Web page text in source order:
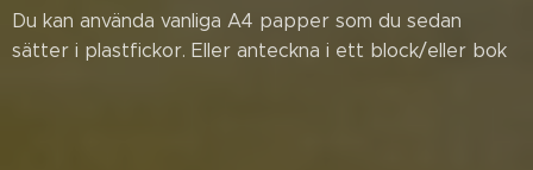
Du kan använda vanliga A4 papper som du sedan
sätter i plastfickor. Eller anteckna i ett block/eller bok